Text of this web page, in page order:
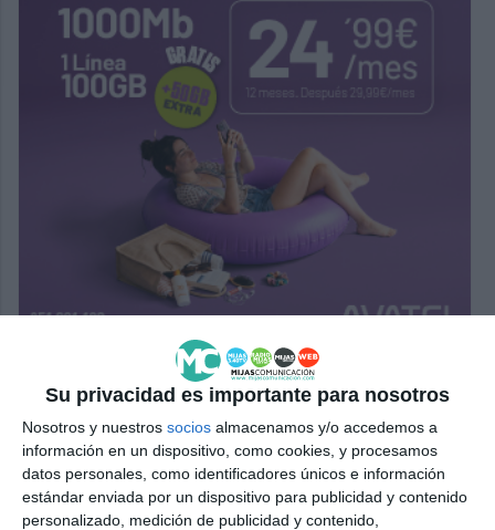
Su privacidad es importante para nosotros
Nosotros y nuestros socios almacenamos y/o accedemos a
información en un dispositivo, como cookies, y procesamos
datos personales, como identificadores únicos e información
estándar enviada por un dispositivo para publicidad y contenido
personalizado, medición de publicidad y contenido,